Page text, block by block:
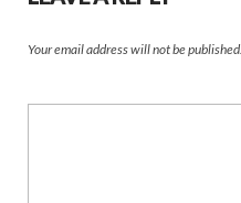
Your email address will not be published.